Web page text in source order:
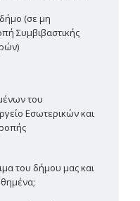
(σε μη
Συμβιβαστικής
του
Εσωτερικών και
του δήμου μας και